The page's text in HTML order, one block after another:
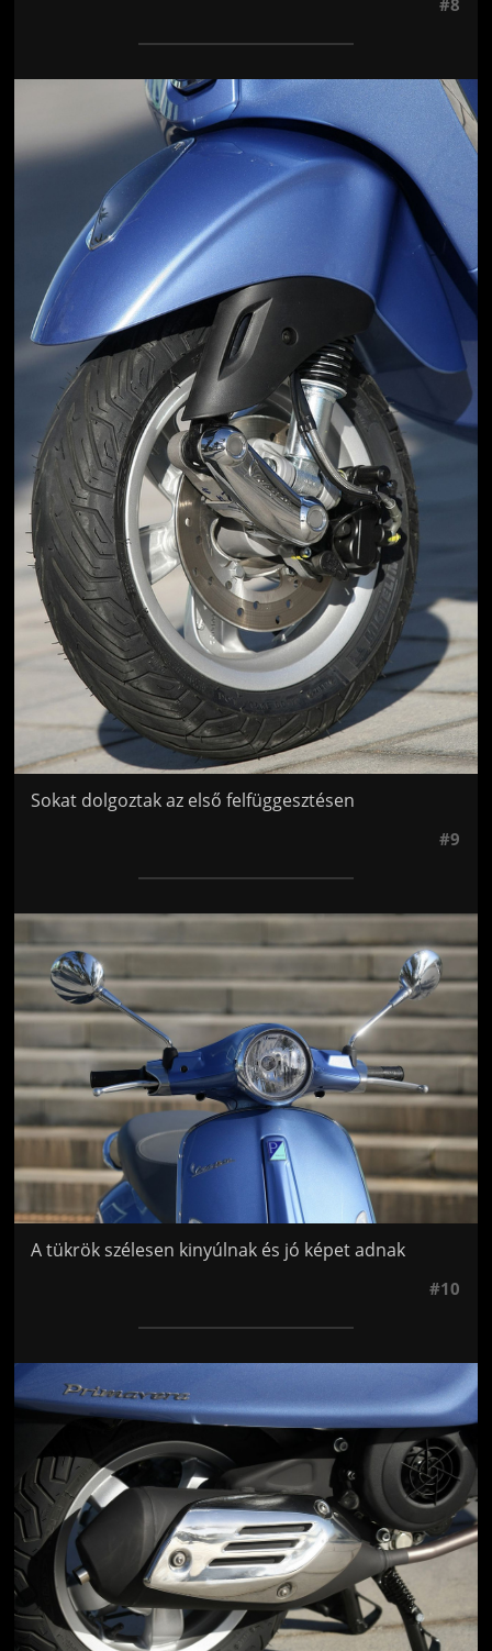
Jön még kép!
Sokat dolgoztak az első felfüggesztésen
#9
Jön még kép!
A tükrök szélesen kinyúlnak és jó képet adnak
#10
Jön még kép!